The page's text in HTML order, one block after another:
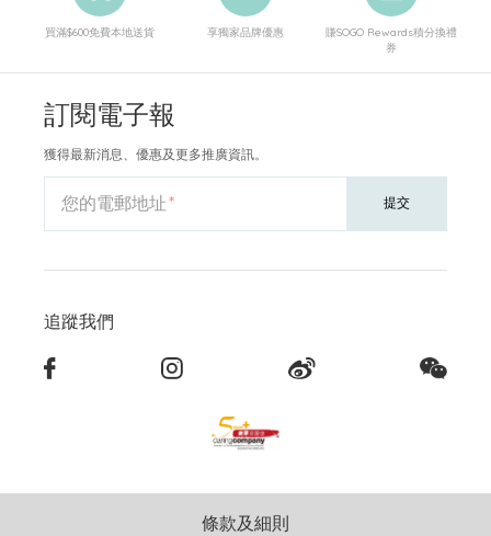
買滿$600免費本地送貨 享獨家品牌優惠
賺SOGO Rewards積分換禮
券
訂閱電子報
獲得最新消息、優惠及更多推廣資訊。
您的電郵地址 提交
追蹤我們
條款及細則